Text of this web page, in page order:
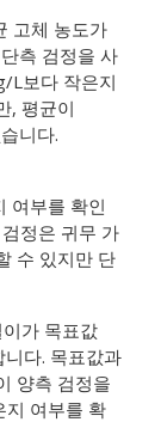
고체 농도가
측 검정을 사
L보다 작은지
, 평균이
니다.
여부를 확인
정은 귀무 가
수 있지만 단
가 목표값
다. 목표값과
양측 검정을
지 여부를 확